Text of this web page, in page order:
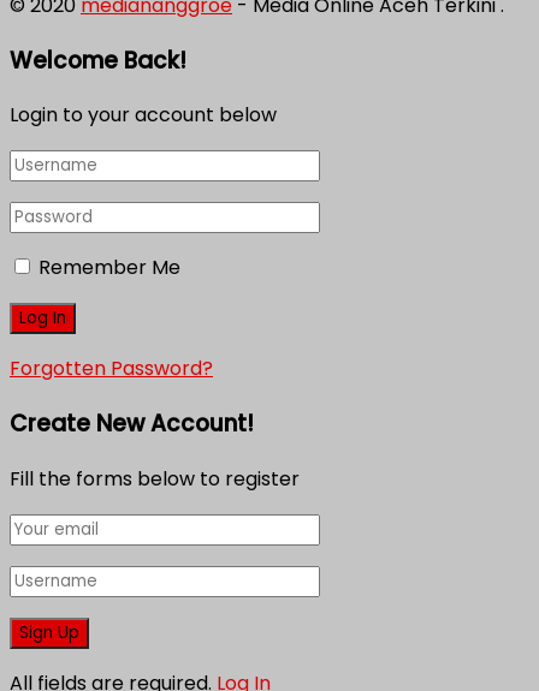
Welcome Back!
Login to your account below
Remember Me
Forgotten Password?
Create New Account!
Fill the forms below to register
All fields are required. Log In